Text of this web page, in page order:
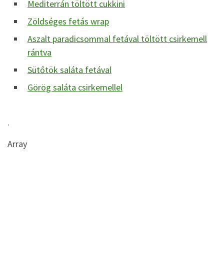
Mediterrán töltött cukkini
Zöldséges fetás wrap
Aszalt paradicsommal fetával töltött csirkemell
rántva
Sütőtök saláta fetával
Görög saláta csirkemellel
.
Array